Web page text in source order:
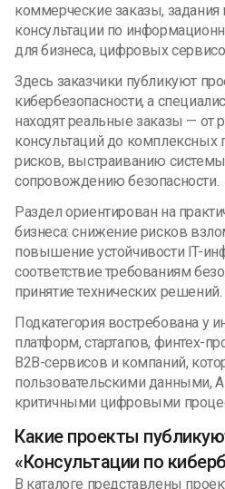
коммерческие заказы,
консультации по
для бизнеса, цифровых
Здесь заказчики публикуют
кибербезопасности, а
находят реальные заказы — от
консультаций до комплексных
рисков, выстраиванию
сопровождению безопасности.
Раздел ориентирован на
бизнеса: снижение рисков
повышение устойчивости IT-
соответствие требованиям
принятие технических решений.
Подкатегория востребована у
платформ, стартапов, финтех-
B2B-сервисов и компаний,
пользовательскими данными,
критичными цифровыми
Какие проекты
«Консультации по
В каталоге представлены